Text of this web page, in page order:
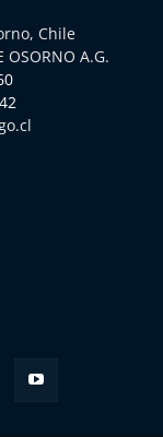
Chile
OSORNO A.G.